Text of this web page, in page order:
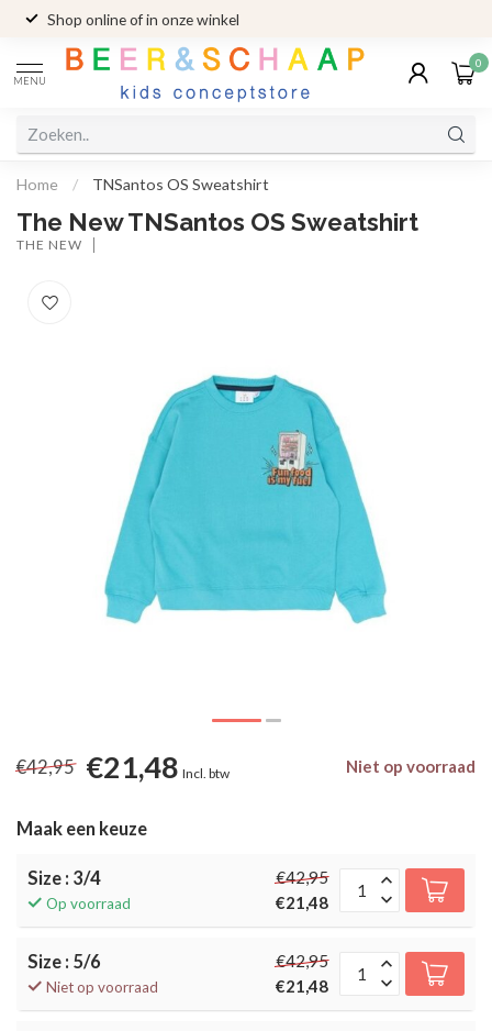
Shop online of in onze winkel
MENU
0
Home / TNSantos OS Sweatshirt
The New TNSantos OS Sweatshirt
THE NEW
€42,95 €21,48 Incl. btw Niet op voorraad
Maak een keuze
Size : 3/4
Op voorraad
€42,95
€21,48
Size : 5/6
Niet op voorraad
€42,95
€21,48